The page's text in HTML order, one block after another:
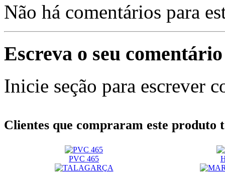
Não há comentários para
Escreva o seu comentário
Inicie seção para escrever
Clientes que compraram este produto
PVC 465